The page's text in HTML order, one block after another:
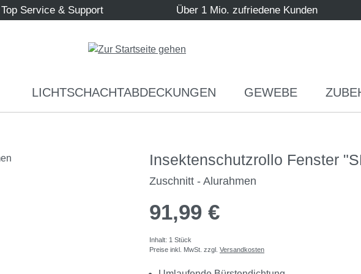
Top Service & Support Über 1 Mio. zufriedene Kunden
LICHTSCHACHTABDECKUNGEN GEWEBE
Insektenschutzrollo Fenster
Zuschnitt - Alurahmen
91,99 €
Inhalt: 1 Stück
Preise inkl. MwSt. zzgl. Versandkosten